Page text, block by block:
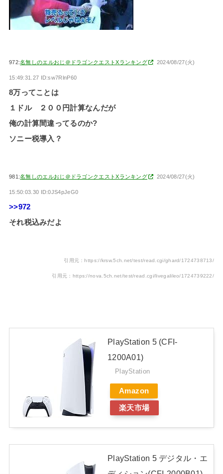
972:名無しのエルおじ＠ドラゴンクエストXランキング 2024/08/27(火)
15:49:31.27 ID:sw7RlnP60
8万ってことは
１ドル ２００円計算なんだが
俺の計算間違ってるのか?
ソニー税導入？
981:名無しのエルおじ＠ドラゴンクエストXランキング 2024/08/27(火)
15:50:03.30 ID:0JS4pJeG0
>>972
それ税込みだよ
引用元：https://krsw.5ch.net/test/read.cgi/ghard/1724738713/
引用元：https://nova.5ch.net/test/read.cgi/livegalileo/1724739222/
PlayStation 5 (CFI-
1200A01)
PlayStation
Amazon
楽天市場
PlayStation 5 デジタル・エ